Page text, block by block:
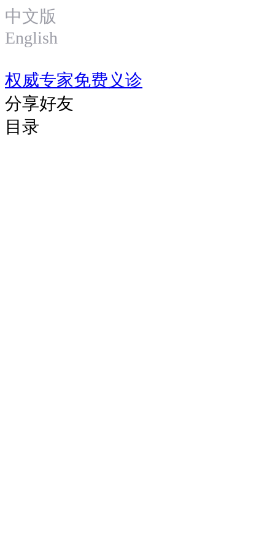
中文版
English
权威专家免费义诊
分享好友
目录